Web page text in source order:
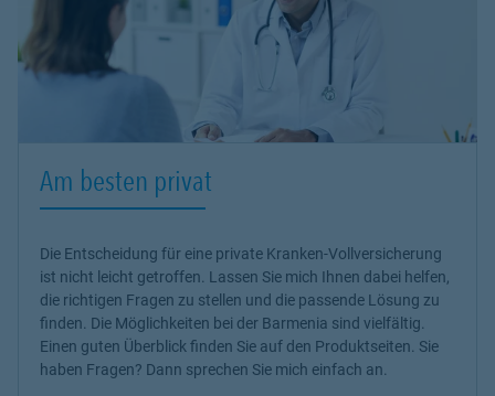
Am besten privat
Die Entscheidung für eine private Kranken-Vollversicherung
ist nicht leicht getroffen. Lassen Sie mich Ihnen dabei helfen,
die richtigen Fragen zu stellen und die passende Lösung zu
finden. Die Möglichkeiten bei der Barmenia sind vielfältig.
Einen guten Überblick finden Sie auf den Produktseiten. Sie
haben Fragen? Dann sprechen Sie mich einfach an.